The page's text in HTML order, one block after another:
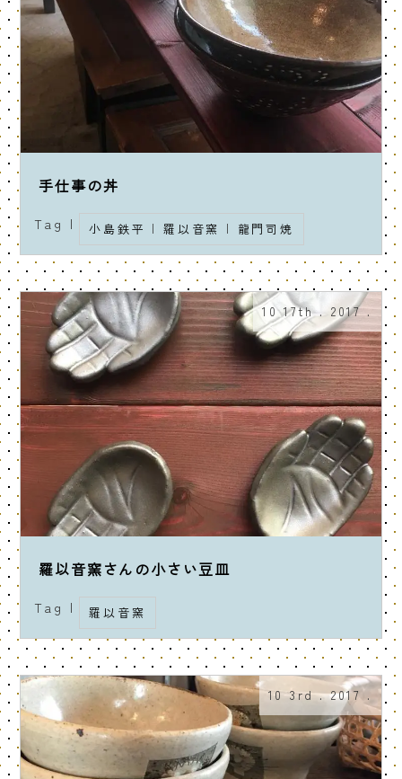
手仕事の丼
Tag | 小島鉄平 |羅以音窯 | 龍門司焼
10 17th . 2017 .
羅以音窯さんの小さい豆皿
Tag | 羅以音窯
10 3rd . 2017 .